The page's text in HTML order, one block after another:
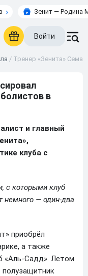
Зенит — Родина
Войти
/ Тренер «Зенита»
в
и главный
клуба с
с которыми клуб
немного — один-два
приобрёл
а также
«Аль-Садд». Летом
полузащитник